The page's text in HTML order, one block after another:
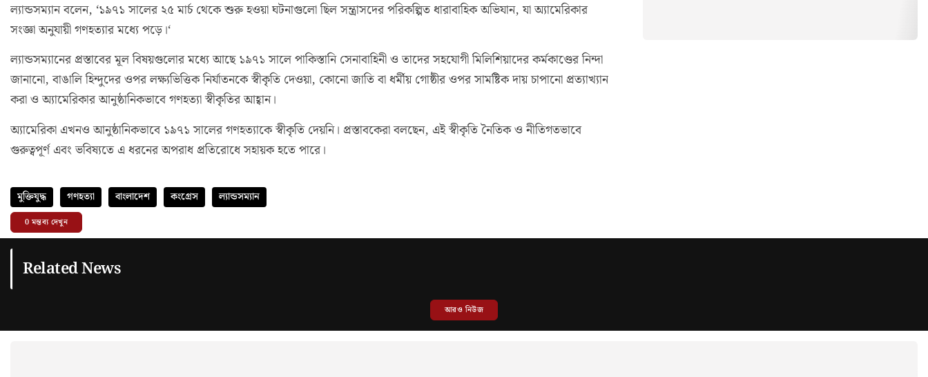
ল্যান্ডসম্যান বলেন, ‘১৯৭১ সালের ২৫ মার্চ থেকে শুরু হওয়া ঘটনাগুলো ছিল সন্ত্রাসদের পরিকল্পিত ধারাবাহিক অভিযান, যা অ্যামেরিকার
সংজ্ঞা অনুযায়ী গণহত্যার মধ্যে পড়ে।‘
ল্যান্ডসম্যানের প্রস্তাবের মূল বিষয়গুলোর মধ্যে আছে ১৯৭১ সালে পাকিস্তানি সেনাবাহিনী ও তাদের সহযোগী মিলিশিয়াদের কর্মকাণ্ডের নিন্দা
জানানো, বাঙালি হিন্দুদের ওপর লক্ষ্যভিত্তিক নির্যাতনকে স্বীকৃতি দেওয়া, কোনো জাতি বা ধর্মীয় গোষ্ঠীর ওপর সামষ্টিক দায় চাপানো প্রত্যাখ্যান
করা ও অ্যামেরিকার আনুষ্ঠানিকভাবে গণহত্যা স্বীকৃতির আহ্বান।
অ্যামেরিকা এখনও আনুষ্ঠানিকভাবে ১৯৭১ সালের গণহত্যাকে স্বীকৃতি দেয়নি। প্রস্তাবকেরা বলছেন, এই স্বীকৃতি নৈতিক ও নীতিগতভাবে
গুরুত্বপূর্ণ এবং ভবিষ্যতে এ ধরনের অপরাধ প্রতিরোধে সহায়ক হতে পারে।
মুক্তিযুদ্ধ গণহত্যা বাংলাদেশ কংগ্রেস ল্যান্ডসম্যান
0মন্তব্য দেখুন
Related News
আরও নিউজ